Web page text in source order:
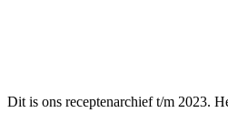
Dit is ons receptenarchief t/m 2023.